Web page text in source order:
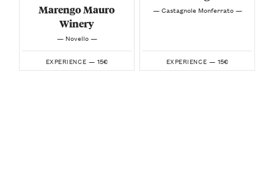
Marengo Mauro
Winery
— Novello —
EXPERIENCE — 15€
— Castagnole Monferrato —
EXPERIENCE — 15€